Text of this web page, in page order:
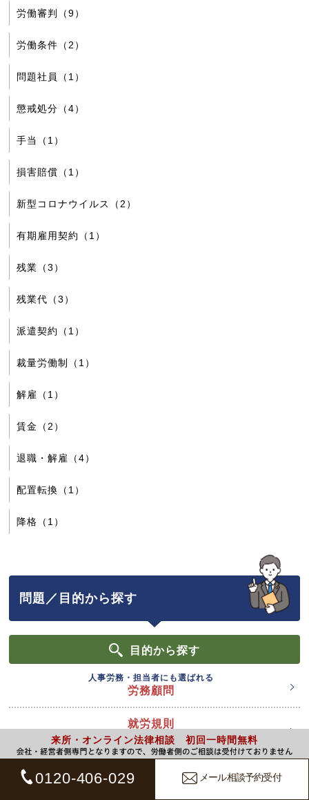
労働審判（9）
労働条件（2）
問題社員（1）
懲戒処分（4）
手当（1）
損害賠償（1）
新型コロナウイルス（2）
有期雇用契約（1）
残業（3）
残業代（3）
派遣契約（1）
裁量労働制（1）
解雇（1）
賃金（2）
退職・解雇（4）
配置転換（1）
降格（1）
問題／目的から探す
目的から探す
人事労務・担当者にも選ばれる
労務顧問
就労規則
の作成・見直し
労務問題対応
来所・オンライン法律相談 初回一時間無料
0120-406-029 メール相談予約受付